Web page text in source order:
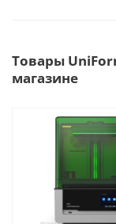
Товары
магазине